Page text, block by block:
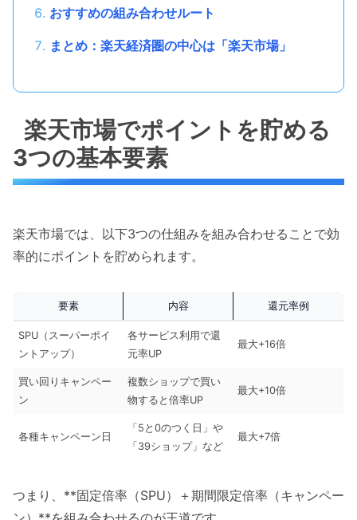
おすすめの組み合わせルート
まとめ：楽天経済圏の中心は「楽天市場」
楽天市場でポイントを貯める
3つの基本要素
楽天市場では、以下3つの仕組みを組み合わせることで効
率的にポイントを貯められます。
要素 内容 還元率例
SPU（スーパーポイ
ントアップ）
各サービス利用で還
元率UP
最大+16倍
買い回りキャンペー
ン
複数ショップで買い
物すると倍率UP
最大+10倍
各種キャンペーン日
「5と0のつく日」や
「39ショップ」など
最大+7倍
つまり、**固定倍率（SPU）＋期間限定倍率（キャンペー